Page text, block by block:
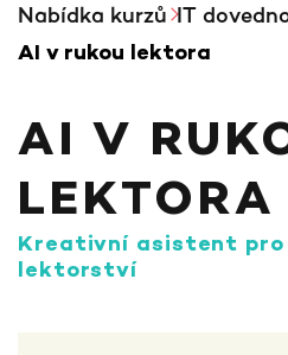
Nabídka kurzů IT
AI v rukou lektora
AI V
LEKTORA
Kreativní asistent pro efektivní
lektorství